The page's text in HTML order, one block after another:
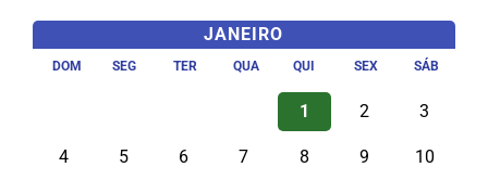
JANEIRO
DOM SEG TER QUA QUI SEX SÁB
1 2 3
4 5 6 7 8 9 10